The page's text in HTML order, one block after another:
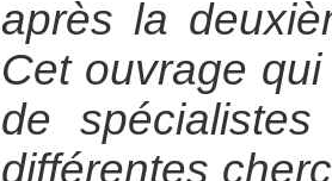
après la
Cet ouvrage
de
différentes